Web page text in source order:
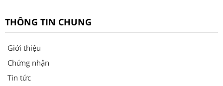
THÔNG TIN CHUNG
Giới thiệu
Chứng nhận
Tin tức